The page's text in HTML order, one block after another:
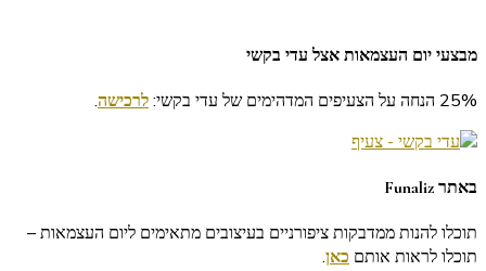
מבצעי יום העצמאות אצל עדי בקשי
25% הנחה על הצעיפים המדהימים של עדי בקשי: לרכישה.
באתר Funaliz
תוכלו להנות ממדבקות ציפורניים בעיצובים מתאימים ליום העצמאות –
תוכלו לראות אותם כאן.